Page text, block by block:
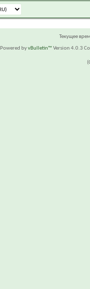
Текущее
Powered byvBulletin™ Version 4.0.3